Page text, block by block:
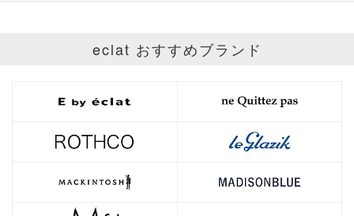
eclat おすすめブランド